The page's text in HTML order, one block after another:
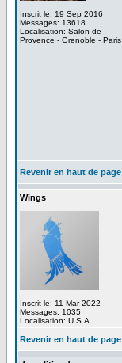
Inscrit le: 19 Sep 2016
Messages: 13618
Localisation: Salon-de-
Provence - Grenoble - Paris
Revenir en haut de page
Wings
Inscrit le: 11 Mar 2022
Messages: 1035
Localisation: U.S.A
Revenir en haut de page